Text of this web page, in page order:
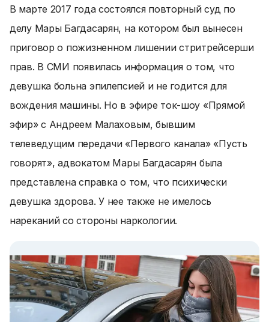
В марте 2017 года состоялся повторный суд по
делу Мары Багдасарян, на котором был вынесен
приговор о пожизненном лишении стритрейсерши
прав. В СМИ появилась информация о том, что
девушка больна эпилепсией и не годится для
вождения машины. Но в эфире ток-шоу «Прямой
эфир» с Андреем Малаховым, бывшим
телеведущим передачи «Первого канала» «Пусть
говорят», адвокатом Мары Багдасарян была
представлена справка о том, что психически
девушка здорова. У нее также не имелось
нареканий со стороны наркологии.